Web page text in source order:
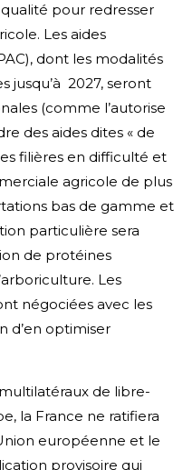
pour redresser
Les aides
dont les modalités
jusqu’à 2027, seront
(comme l’autorise
des aides dites « de
filières en difficulté et
agricole de plus
bas de gamme et
particulière sera
de protéines
Les
négociées avec les
d’en optimiser
de libre-
la France ne ratifiera
européenne et le
provisoire qui